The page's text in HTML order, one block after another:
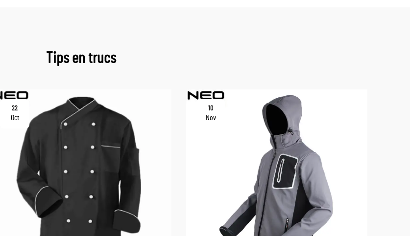
Tips en trucs
22
Oct
10
Nov